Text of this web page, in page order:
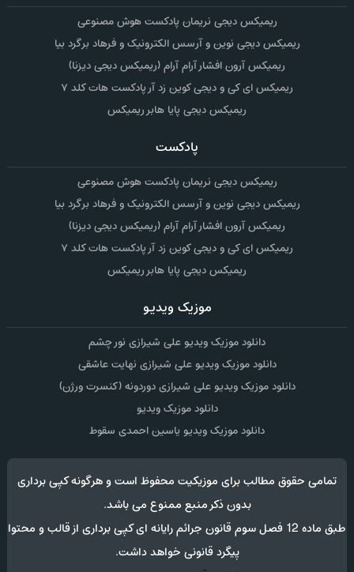
ریمیکس دیجی نریمان پادکست هوش مصنوعی
ریمیکس دیجی نوین و آرسس الکترونیک و فرهاد برگرد بیا
ریمیکس آرون افشار آرام آرام (ریمیکس دیجی دیزنا)
ریمیکس ای کی و دیجی کوین زد آر پادکست هات کلد ۷
ریمیکس دیجی پایا هابر ریمیکس
پادکست
ریمیکس دیجی نریمان پادکست هوش مصنوعی
ریمیکس دیجی نوین و آرسس الکترونیک و فرهاد برگرد بیا
ریمیکس آرون افشار آرام آرام (ریمیکس دیجی دیزنا)
ریمیکس ای کی و دیجی کوین زد آر پادکست هات کلد ۷
ریمیکس دیجی پایا هابر ریمیکس
موزیک ویدیو
دانلود موزیک ویدیو علی شیرازی نور چشم
دانلود موزیک ویدیو علی شیرازی نهایت عاشقی
دانلود موزیک ویدیو علی شیرازی دوردونه (کنسرت ورژن)
دانلود موزیک ویدیو
دانلود موزیک ویدیو یاسین احمدی سقوط
تمامی حقوق مطالب برای موزیکیت محفوظ است و هرگونه کپی برداری
بدون ذکر منبع ممنوع می باشد.
طبق ماده 12 فصل سوم قانون جرائم رایانه ای کپی برداری از قالب و محتوا
پیگرد قانونی خواهد داشت.